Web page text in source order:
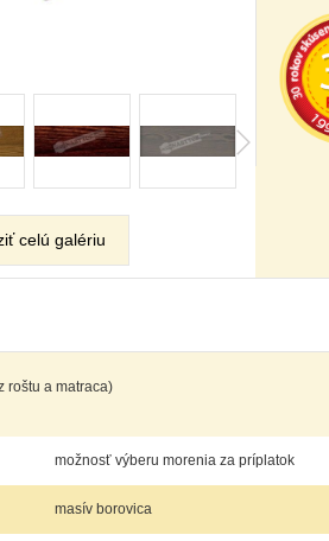
celú galériu
roštu a matraca)
možnosť výberu morenia za príplatok
masív borovica